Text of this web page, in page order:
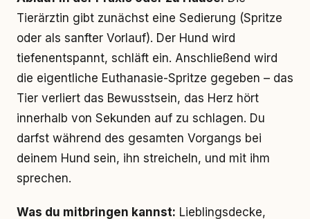
Tierärztin gibt zunächst eine Sedierung (Spritze
oder als sanfter Vorlauf). Der Hund wird
tiefenentspannt, schläft ein. Anschließend wird
die eigentliche Euthanasie-Spritze gegeben – das
Tier verliert das Bewusstsein, das Herz hört
innerhalb von Sekunden auf zu schlagen. Du
darfst während des gesamten Vorgangs bei
deinem Hund sein, ihn streicheln, und mit ihm
sprechen.
Was du mitbringen kannst: Lieblingsdecke,